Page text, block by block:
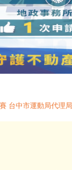
台中市運動局代理